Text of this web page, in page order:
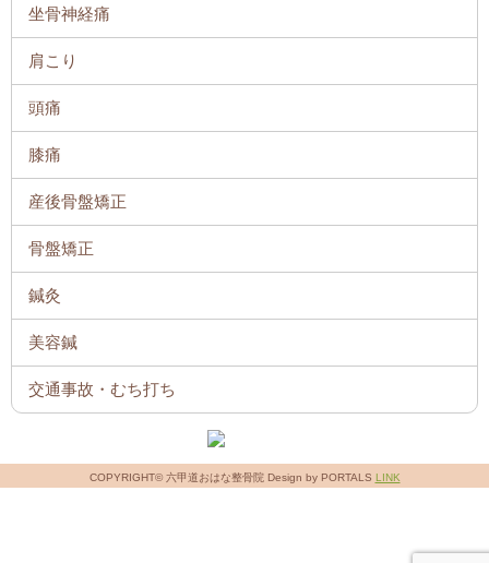
坐骨神経痛
肩こり
頭痛
膝痛
産後骨盤矯正
骨盤矯正
鍼灸
美容鍼
交通事故・むち打ち
COPYRIGHT© 六甲道おはな整骨院 Design by PORTALS LINK